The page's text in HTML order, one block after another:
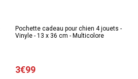
Pochette cadeau pour chien 4 jouets -
Vinyle - 13 x 36 cm - Multicolore
3€99